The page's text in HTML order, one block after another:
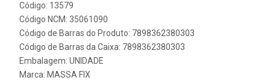
Código: 13579
Código NCM: 35061090
Código de Barras do Produto: 7898362380303
Código de Barras da Caixa: 7898362380303
Embalagem: UNIDADE
Marca: MASSA FIX